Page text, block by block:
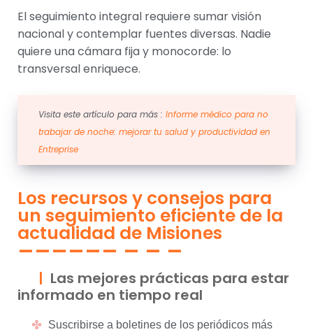
El seguimiento integral requiere sumar visión
nacional y contemplar fuentes diversas. Nadie
quiere una cámara fija y monocorde: lo
transversal enriquece.
Visita este artículo para más : Informe médico para no
trabajar de noche: mejorar tu salud y productividad en
Entreprise
Los recursos y consejos para
un seguimiento eficiente de la
actualidad de Misiones
Las mejores prácticas para estar
informado en tiempo real
Suscribirse a boletines de los periódicos más